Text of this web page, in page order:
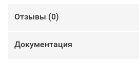
Отзывы (0)
Документация